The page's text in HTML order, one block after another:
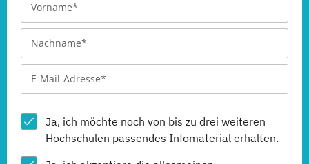
Ja, ich möchte noch von bis zu drei weiteren
Hochschulen passendes Infomaterial erhalten.